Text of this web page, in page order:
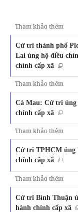
Tham khảo thêm
Cử tri thành phố
Lai ủng hộ điều
chính cấp xã
Tham khảo thêm
Cà Mau: Cử tri ủng
chính cấp xã
Tham khảo thêm
Cử tri TPHCM ủng
chính cấp xã
Tham khảo thêm
Cử tri Bình Thuận
hành chính cấp xã